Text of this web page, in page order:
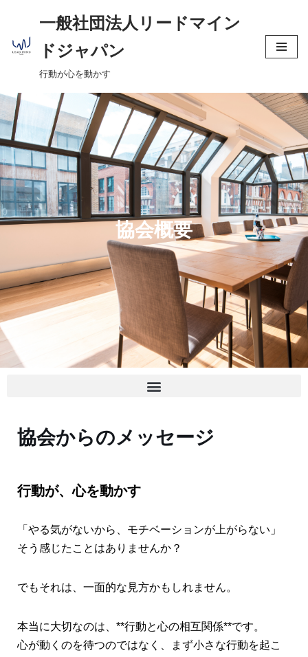
コ
ン
ン
ツ
へ
ス
キ
ッ
プ
一般社団法人リードマイン
ドジャパン
行動が心を動かす
協会概要
協会からのメッセージ
行動が、心を動かす
「やる気がないから、モチベーションが上がらない」
そう感じたことはありませんか？
でもそれは、一面的な見方かもしれません。
本当に大切なのは、**行動と心の相互関係**です。
心が動くのを待つのではなく、まず小さな行動を起こ